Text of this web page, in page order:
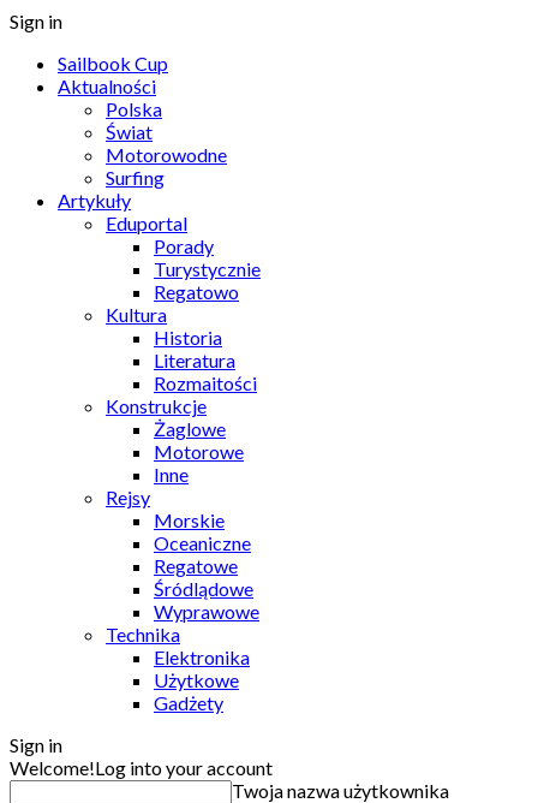
Sign in
Sailbook Cup
Aktualności
Polska
Świat
Motorowodne
Surfing
Artykuły
Eduportal
Porady
Turystycznie
Regatowo
Kultura
Historia
Literatura
Rozmaitości
Konstrukcje
Żaglowe
Motorowe
Inne
Rejsy
Morskie
Oceaniczne
Regatowe
Śródlądowe
Wyprawowe
Technika
Elektronika
Użytkowe
Gadżety
Sign in
Welcome!Log into your account
Twoja nazwa użytkownika